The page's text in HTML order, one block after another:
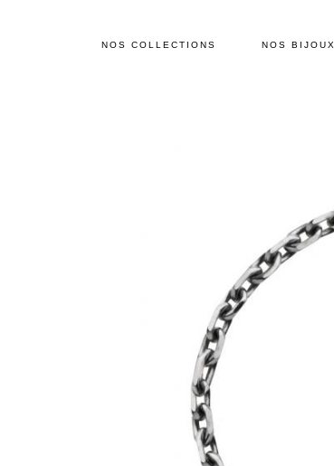
NOS COLLECTIONS NOS BIJOUX